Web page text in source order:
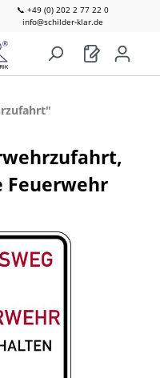
📞 +49 (0) 202 2 77 22 0
info@schilder-klar.de
Feuerwehr